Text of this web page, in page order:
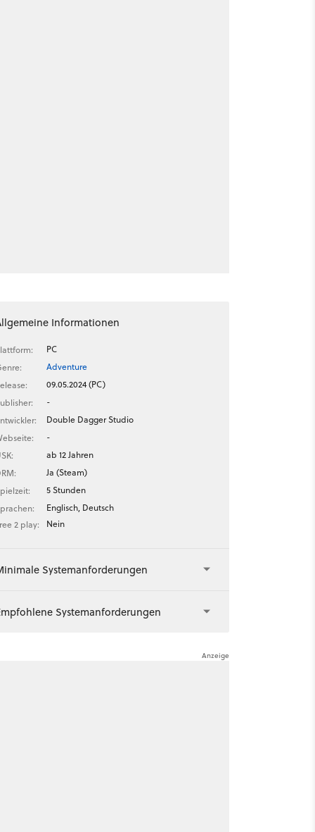
Informationen
PC
Adventure
09.05.2024 (PC)
-
Double Dagger Studio
-
ab 12 Jahren
Ja (Steam)
5 Stunden
Englisch, Deutsch
2 play:
Nein
Systemanforderungen
Systemanforderungen